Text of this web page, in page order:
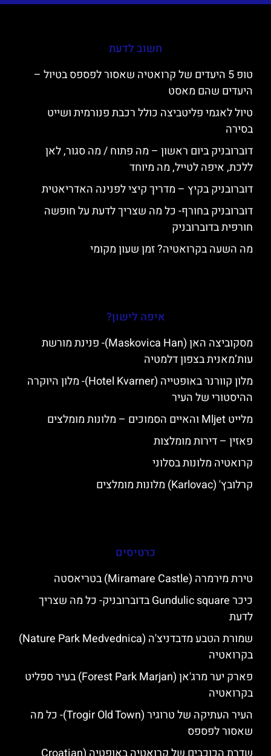
חשוב לדעת
טופ 5 היעדים של קרואטיה שאסור לפספס בטיול –
היעדים שהם מאסט
טיול לאגמי פליטביצה כולל רכבת פנורמית ושייט
בסירה
דוברובניק ביום ראשון – מה פתוח / מה סגור, לאן
ללכת, איפה לטייל, מה מיוחד
דוברובניק בקיץ – מדריך קיצי לפנינה האדריאטית
דוברובניק בחורף- כל מה שצריך לדעת על חופשה
חורפית בדוברובניק
מה השעה בקרואטיה? זמן שעון מקומי
איפה לישון?
מסקוביצה האן (Maskovica Han)- פנינת מורשת
עות’מאנית בצפון דלמטיה
מלון קוורנר באופטייה (Hotel Kvarner)- מלון היוקרה
ההיסטורי של העיר
מלייט Mljet והאיים הסמוכים – מלונות מומלצים
פאזין – דירות מומלצות
קרואטיה מלונות בסלוני
קרלובץ' (Karlovac) מלונות מומלצים
כרטיסים
טירת מירמרה (Miramare Castle) בטריאסטה
כיכר Gundulic square בדוברובניק- כל מה שצריך
לדעת
שמורת הטבע מדבדניצ'ה (Nature Park Medvednica)
בקרואטיה
פארק יער מרג'אן (Forest Park Marjan) בעיר ספליט
בקרואטיה
העיר העתיקה של טרוגיר (Trogir Old Town)- כל מה
שאסור לפספס